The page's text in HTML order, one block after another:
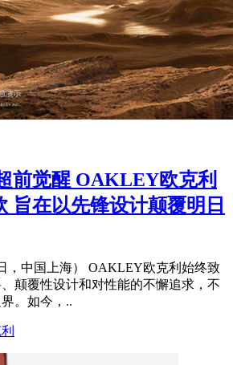
前觉醒 OAKLEY欧克利
旨在以先锋设计颠覆明日
日，中国上海） OAKLEY欧克利始终致
颠覆性设计和对性能的不懈追求，不
。如今，..